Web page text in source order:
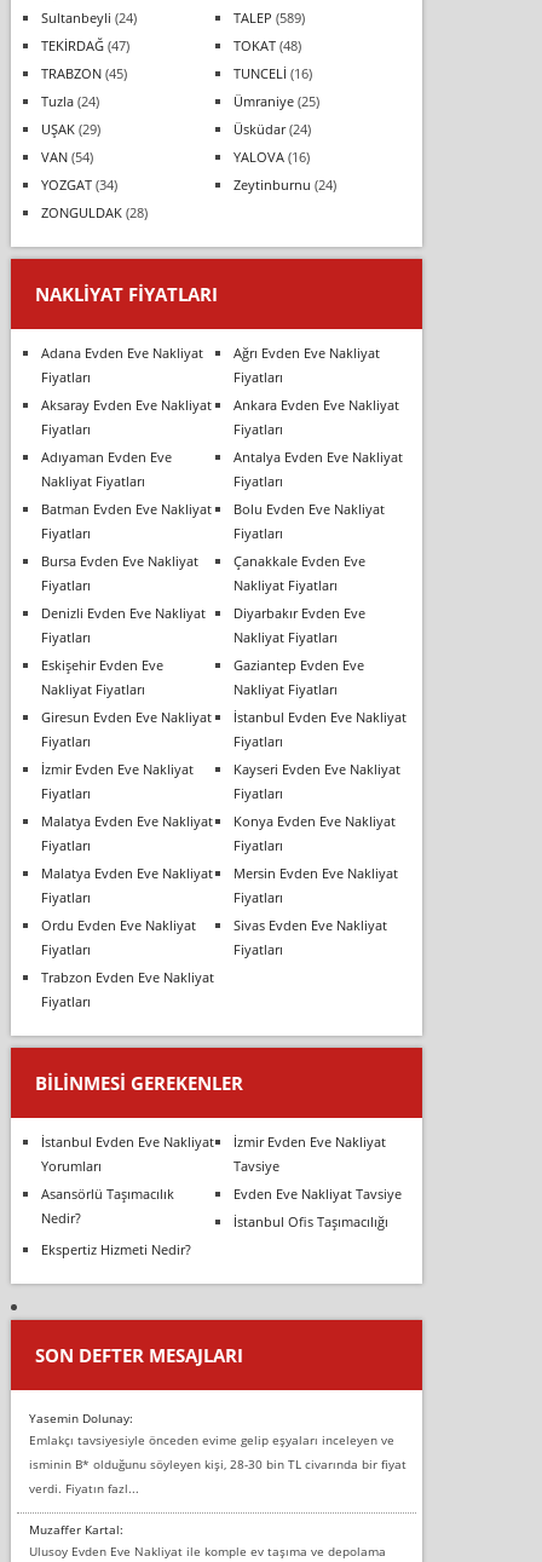
Sultanbeyli (24) TALEP (589)
TEKİRDAĞ(47) TOKAT(48)
TRABZON(45) TUNCELİ (16)
Tuzla(24) Ümraniye(25)
UŞAK(29) Üsküdar(24)
VAN(54) YALOVA(16)
YOZGAT(34) Zeytinburnu (24)
ZONGULDAK(28)
NAKLIYAT FIYATLARI
Adana Evden Eve Nakliyat
Fiyatları
Ağrı Evden Eve Nakliyat
Fiyatları
Aksaray Evden Eve Nakliyat
Fiyatları
Ankara Evden Eve Nakliyat
Fiyatları
Adıyaman Evden Eve
Nakliyat Fiyatları
Antalya Evden Eve Nakliyat
Fiyatları
Batman Evden Eve Nakliyat
Fiyatları
Bolu Evden Eve Nakliyat
Fiyatları
Bursa Evden Eve Nakliyat
Fiyatları
Çanakkale Evden Eve
Nakliyat Fiyatları
Denizli Evden Eve Nakliyat
Fiyatları
Diyarbakır Evden Eve
Nakliyat Fiyatları
Eskişehir Evden Eve
Nakliyat Fiyatları
Gaziantep Evden Eve
Nakliyat Fiyatları
Giresun Evden Eve Nakliyat
Fiyatları
İstanbul Evden Eve Nakliyat
Fiyatları
İzmir Evden Eve Nakliyat
Fiyatları
Kayseri Evden Eve Nakliyat
Fiyatları
Malatya Evden Eve Nakliyat
Fiyatları
Konya Evden Eve Nakliyat
Fiyatları
Malatya Evden Eve Nakliyat
Fiyatları
Mersin Evden Eve Nakliyat
Fiyatları
Ordu Evden Eve Nakliyat
Fiyatları
Sivas Evden Eve Nakliyat
Fiyatları
Trabzon Evden Eve Nakliyat
Fiyatları
BILINMESI GEREKENLER
İstanbul Evden Eve Nakliyat
Yorumları
İzmir Evden Eve Nakliyat
Tavsiye
Asansörlü Taşımacılık
Nedir?
Evden Eve Nakliyat Tavsiye
İstanbul Ofis Taşımacılığı
Ekspertiz Hizmeti Nedir?
SON DEFTER MESAJLARI
Yasemin Dolunay:
Emlakçı tavsiyesiyle önceden evime gelip eşyaları inceleyen ve
isminin B* olduğunu söyleyen kişi, 28-30 bin TL civarında bir fiyat
verdi. Fiyatın fazl...
Muzaffer Kartal:
Ulusoy Evden Eve Nakliyat ile komple ev taşıma ve depolama